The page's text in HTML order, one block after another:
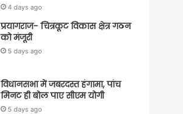
4 days ago
प्रयागराज- चित्रकूट विकास क्षेत्र गठन
को मंजूरी
5 days ago
विधानसभा में जबरदस्त हंगामा, पांच
मिनट ही बोल पाए सीएम योगी
5 days ago